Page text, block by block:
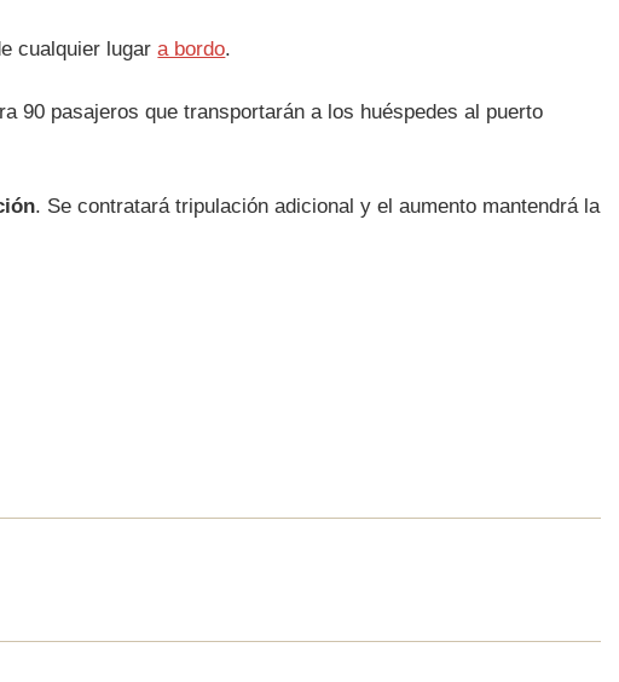
cualquier lugara bordo.
90 pasajeros que transportarán a los huéspedes al puerto
. Se contratará tripulación adicional y el aumento mantendrá la